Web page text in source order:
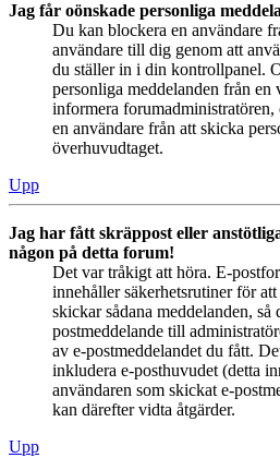
Jag får oönskade personliga
Du kan blockera en användare
användare till dig genom att
du ställer in i din kontrollpanel.
personliga meddelanden från en
informera
en användare från att skicka
överhuvudtaget.
Upp
Jag har fått skräppost eller
någon på detta forum!
Det var tråkigt att höra. E-
innehåller säkerhetsrutiner för
skickar sådana meddelanden, så
postmeddelande till
av e-postmeddelandet du fått.
inkludera e-posthuvudet (detta
användaren som skickat e-
kan därefter vidta åtgärder.
Upp